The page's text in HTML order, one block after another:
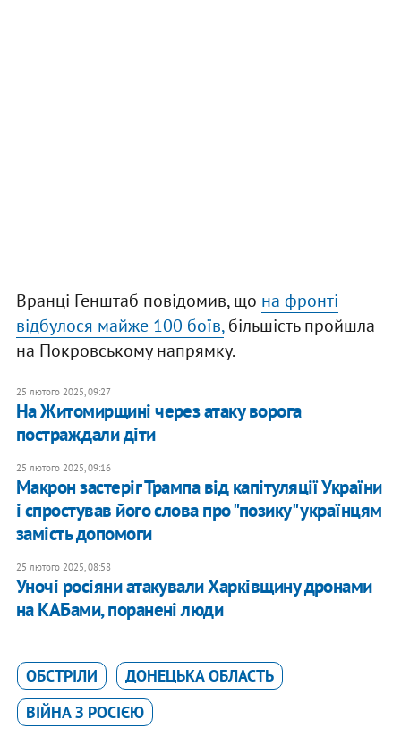
Вранці Генштаб повідомив, що на фронті
відбулося майже 100 боїв,більшість пройшла
на Покровському напрямку.
25 лютого 2025, 09:27
На Житомирщині через атаку ворога
постраждали діти
25 лютого 2025, 09:16
Макрон застеріг Трампа від капітуляції України
і спростував його слова про "позику" українцям
замість допомоги
25 лютого 2025, 08:58
Уночі росіяни атакували Харківщину дронами
на КАБами, поранені люди
ОБСТРІЛИ
ДОНЕЦЬКА ОБЛАСТЬ
ВІЙНА З РОСІЄЮ